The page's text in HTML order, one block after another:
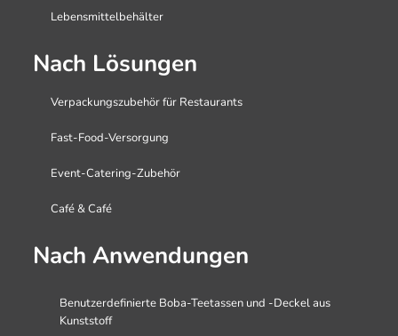
Lebensmittelbehälter
Nach Lösungen
Verpackungszubehör für Restaurants
Fast-Food-Versorgung
Event-Catering-Zubehör
Café & Café
Nach Anwendungen
Benutzerdefinierte Boba-Teetassen und -Deckel aus
Kunststoff